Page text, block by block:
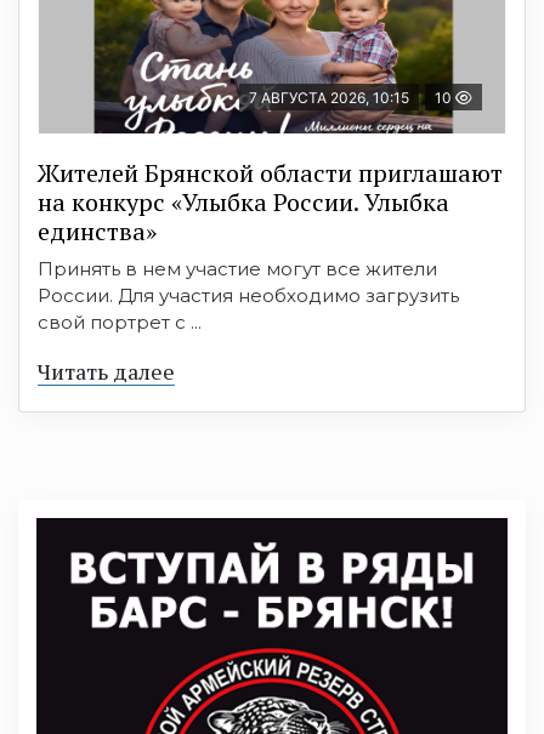
7 АВГУСТА 2026, 10:15 10
Жителей Брянской области приглашают
на конкурс «Улыбка России. Улыбка
единства»
Принять в нем участие могут все жители
России. Для участия необходимо загрузить
свой портрет с ...
Читать далее